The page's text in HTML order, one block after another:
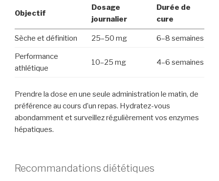
Objectif
Dosage
journalier
Durée de
cure
Sèche et définition 25–50 mg 6–8 semaines
Performance
athlétique
10–25 mg 4–6 semaines
Prendre la dose en une seule administration le matin, de
préférence au cours d’un repas. Hydratez-vous
abondamment et surveillez régulièrement vos enzymes
hépatiques.
Recommandations diététiques